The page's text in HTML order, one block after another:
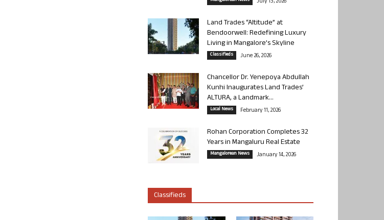
Land Trades “Altitude” at
Bendoorwell: Redefining Luxury
Living in Mangalore’s Skyline
Classifieds June 26, 2026
Chancellor Dr. Yenepoya Abdullah
Kunhi Inaugurates Land Trades’
ALTURA, a Landmark...
Local News February 11, 2026
Rohan Corporation Completes 32
Years in Mangaluru Real Estate
Mangalorean News January 14, 2026
Classifieds